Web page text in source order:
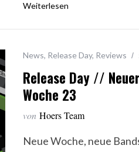
Weiterlesen
News, Release Day, Reviews
Release Day //
Woche 23
von Hoers Team
Neue Woche, neue